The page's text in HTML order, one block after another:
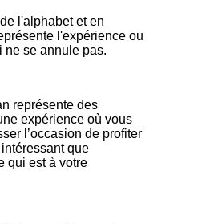
l'alphabet et en
l'expérience ou
ne se annule pas.
représente des
expérience où vous
l’occasion de profiter
que
qui est à votre